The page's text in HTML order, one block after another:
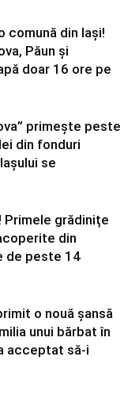
comună din Iași!
Păun și
doar 16 ore pe
primește peste
din fonduri
se
Primele grădinițe
din
de peste 14
o nouă șansă
unui bărbat în
acceptat să-i